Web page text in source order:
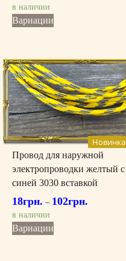
в наличии
Вариации
несколько
вариаций.
Опции
можно
выбрать
на
странице
товара.
Новинка
Провод для наружной
электропроводки желтый с
синей 3030 вставкой
18грн. – 102грн.
в наличии
Вариации